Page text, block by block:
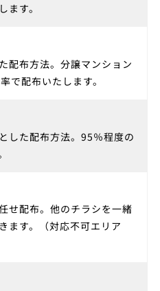
ます。
配布方法。分譲マンション
で配布いたします。
した配布方法。95％程度の
せ配布。他のチラシを一緒
ます。（対応不可エリア